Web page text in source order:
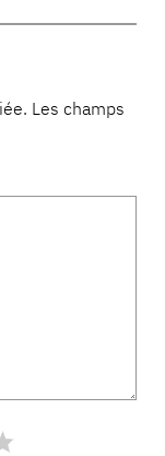
Les champs